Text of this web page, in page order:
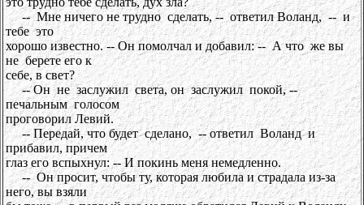
-- Мне ничего не трудно сделать, -- ответил Воланд, -- и
тебе это
хорошо известно. -- Он помолчал и добавил: -- А что же вы
не берете его к
себе, в свет?
-- Он не заслужил света, он заслужил покой, --
печальным голосом
проговорил Левий.
-- Передай, что будет сделано, -- ответил Воланд и
прибавил, причем
глаз его вспыхнул: -- И покинь меня немедленно.
-- Он просит, чтобы ту, которая любила и страдала из-за
него, вы взяли